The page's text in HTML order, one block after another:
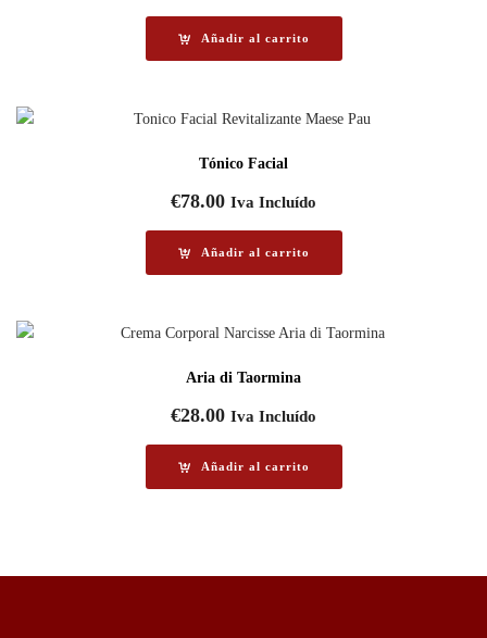
Añadir al carrito
Tónico Facial
€78.00 Iva Incluído
Añadir al carrito
Aria di Taormina
€28.00 Iva Incluído
Añadir al carrito